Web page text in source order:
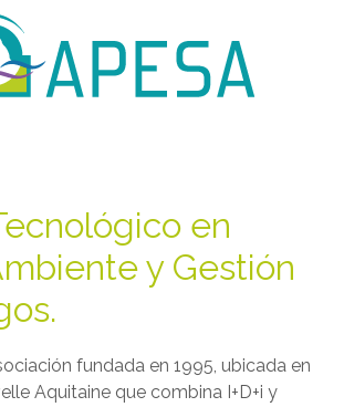
en
y Gestión
fundada en 1995, ubicada en
Aquitaine que combina I+D+i y